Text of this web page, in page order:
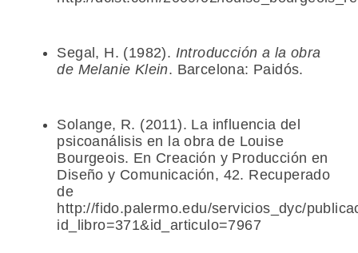
Segal, H. (1982). Introducción a la obra
de Melanie Klein. Barcelona: Paidós.
Solange, R. (2011). La influencia del
psicoanálisis en la obra de Louise
Bourgeois. En Creación y Producción en
Diseño y Comunicación, 42. Recuperado
de
http://fido.palermo.edu/servicios_dyc/
id_libro=371&id_articulo=7967